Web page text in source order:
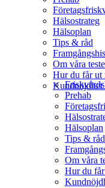
Hälsostrateg
Hälsoplan
Tips & råd
Om våra
Hur du får ut
Kundnöjdhet
Prehab
Hälsoplan
Tips & råd
Om våra
Hur du